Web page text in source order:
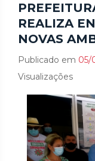
REALIZA
NOVAS
Publicado em 05/
Visualizações